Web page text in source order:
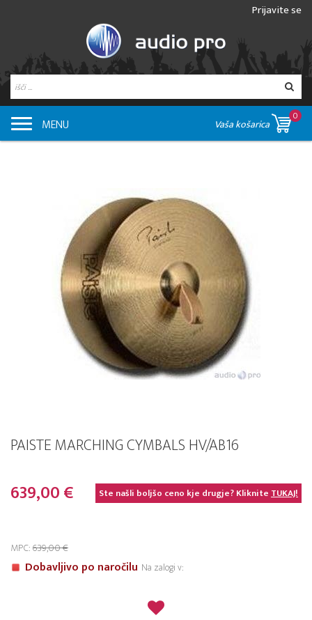
Prijavite se
MENU Vaša košarica
0
PAISTE MARCHING CYMBALS HV/AB16
639,00 € Ste našli boljšo ceno kje drugje? KlikniteTUKAJ!
MPC:639,00 €
Dobavljivo po naročilu Na zalogi v: